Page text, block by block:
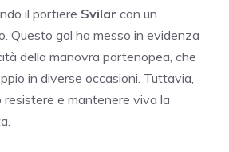
il portiere Svilar con un
Questo gol ha messo in evidenza
della manovra partenopea, che
in diverse occasioni. Tuttavia,
resistere e mantenere viva la